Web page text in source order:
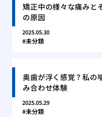
矯正中の様々な痛みと
の原因
2025.05.30
未分類
奥歯が浮く感覚？私の
み合わせ体験
2025.05.29
未分類